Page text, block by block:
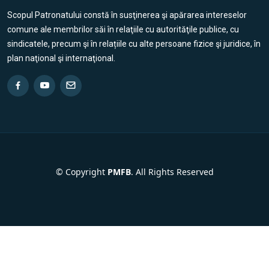
Scopul Patronatului constă în susţinerea şi apărarea intereselor
comune ale membrilor săi în relaţiile cu autorităţile publice, cu
sindicatele, precum şi în relațiile cu alte persoane fizice şi juridice, în
plan naţional şi internaţional.
© Copyright PMFB. All Rights Reserved